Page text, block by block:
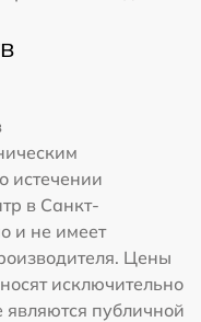
истечении
в Санкт-
и не имеет
Цены
исключительно
публичной